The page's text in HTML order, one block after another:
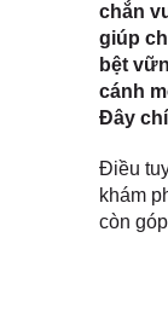
chắn
giúp
bệt
cánh
Đây
Điều
khám
còn